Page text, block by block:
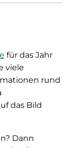
für das Jahr
viele
rund
das Bild
Dann